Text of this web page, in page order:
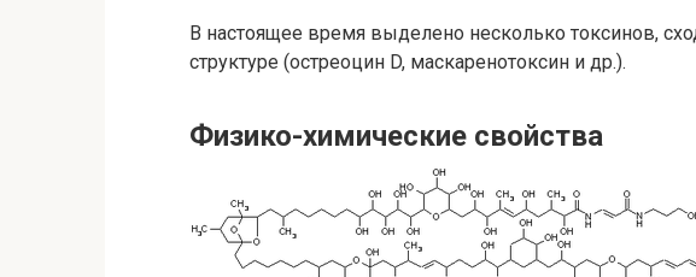
В настоящее время выделено несколько токсинов,
структуре (остреоцин D, маскаренотоксин и др.).
Физико-химические свойства